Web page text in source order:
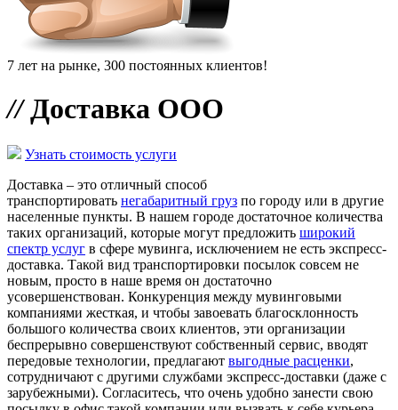
7 лет на рынке, 300 постоянных клиентов!
//Доставка ООО
Узнать стоимость услуги
Доставка – это отличный способ
транспортировать негабаритный груз по городу или в другие
населенные пункты. В нашем городе достаточное количества
таких организаций, которые могут предложить широкий
спектр услуг в сфере мувинга, исключением не есть экспресс-
доставка. Такой вид транспортировки посылок совсем не
новым, просто в наше время он достаточно
усовершенствован. Конкуренция между мувинговыми
компаниями жесткая, и чтобы завоевать благосклонность
большого количества своих клиентов, эти организации
беспрерывно совершенствуют собственный сервис, вводят
передовые технологии, предлагают выгодные расценки,
сотрудничают с другими службами экспресс-доставки (даже с
зарубежными). Согласитесь, что очень удобно занести свою